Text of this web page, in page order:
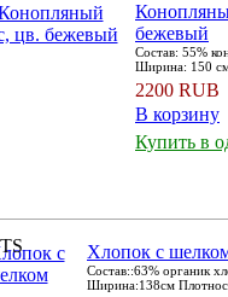
бежевый
Состав: 55%
Ширина: 150
2200 RUB
В корзину
Купить в
Хлопок с
Состав::63% органик
Ширина:138см